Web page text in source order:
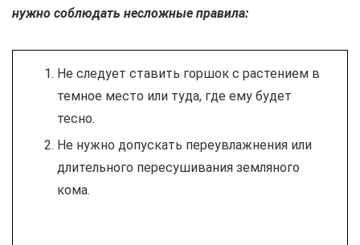
нужно соблюдать несложные правила:
Не следует ставить горшок с растением в
темное место или туда, где ему будет
тесно.
Не нужно допускать переувлажнения или
длительного пересушивания земляного
кома.